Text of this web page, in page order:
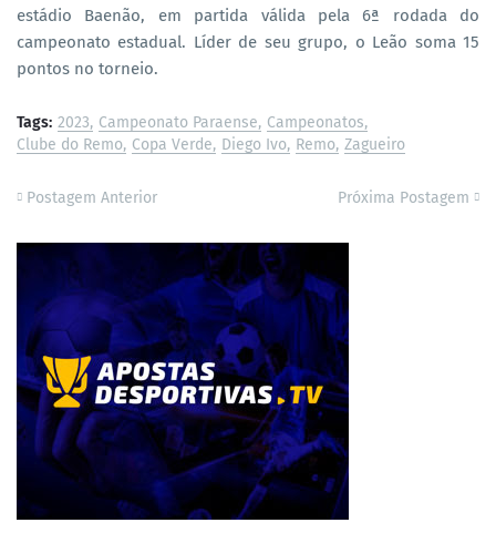
estádio Baenão, em partida válida pela 6ª rodada do
campeonato estadual. Líder de seu grupo, o Leão soma 15
pontos no torneio.
Tags: 2023 Campeonato Paraense Campeonatos
Clube do Remo Copa Verde Diego Ivo Remo Zagueiro
Postagem Anterior Próxima Postagem